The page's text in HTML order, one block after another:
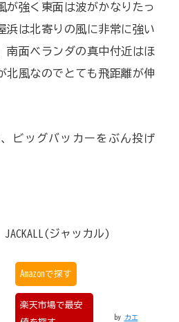
が強く東面は波がかなりたっ
浜は北寄りの風に非常に強い
南面ベランダの真中付近はほ
北風なのでとても飛距離が伸
ビッグバッカーをぶん投げ
JACKALL(ジャッカル)
Amazonで探す
楽天市場で最安
by カエ